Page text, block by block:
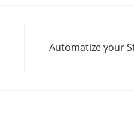
Automatize your